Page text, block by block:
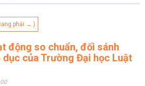
phải → )
động so chuẩn, đối sánh
của Trường Đại học Luật